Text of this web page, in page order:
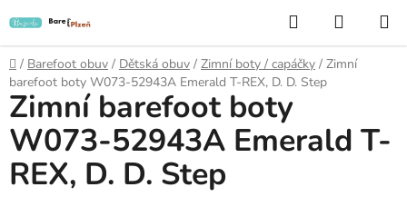
na
obsah
Hledat
KOŠÍK
Domů
/ Barefoot obuv / Dětská obuv / Zimní boty / capáčky / Zimní
barefoot boty W073-52943A Emerald T-REX, D. D. Step
Zimní barefoot boty
W073-52943A Emerald T-
REX, D. D. Step